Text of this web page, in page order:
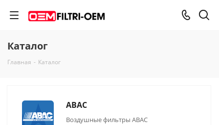
Каталог
Главная - Каталог
ABAC
Воздушные фильтры ABAC